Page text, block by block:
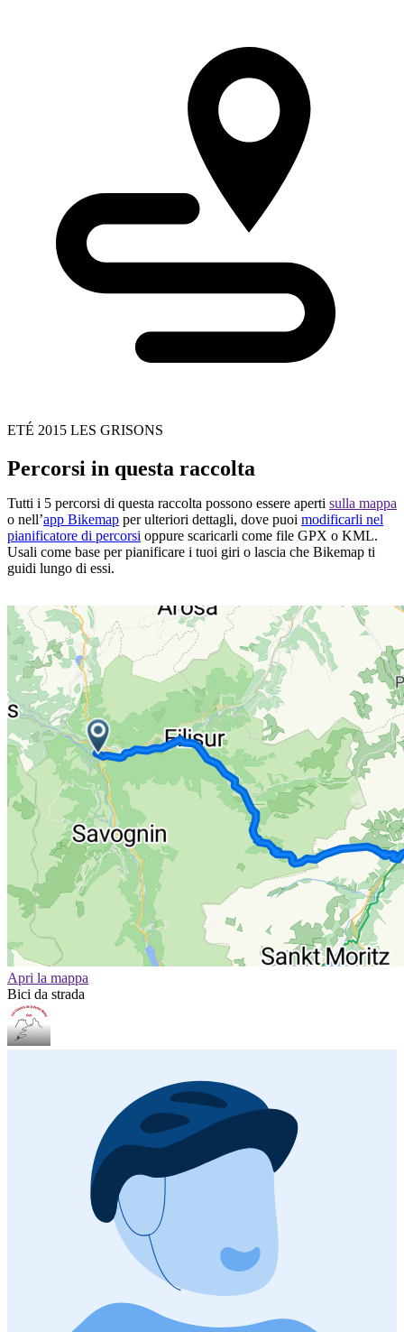
ETÉ 2015 LES GRISONS
Percorsi in questa raccolta
Tutti i 5 percorsi di questa raccolta possono essere aperti sulla mappa
o nell’app Bikemap per ulteriori dettagli, dove puoi modificarli nel
pianificatore di percorsi oppure scaricarli come file GPX o KML.
Usali come base per pianificare i tuoi giri o lascia che Bikemap ti
guidi lungo di essi.
Apri la mappa
Bici da strada